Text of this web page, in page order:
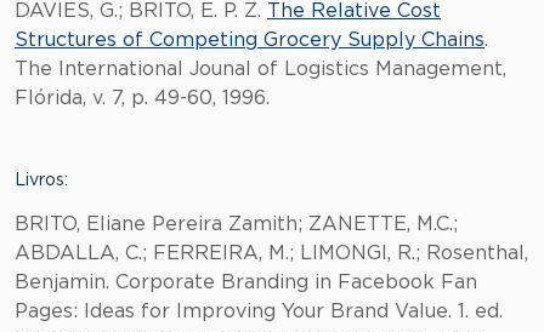
DAVIES, G.; BRITO, E. P. Z. The Relative Cost
Structures of Competing Grocery Supply Chains.
The International Jounal of Logistics Management,
Flórida, v. 7, p. 49-60, 1996.
Livros:
BRITO, Eliane Pereira Zamith; ZANETTE, M.C.;
ABDALLA, C.; FERREIRA, M.; LIMONGI, R.; Rosenthal,
Benjamin. Corporate Branding in Facebook Fan
Pages: Ideas for Improving Your Brand Value. 1. ed.